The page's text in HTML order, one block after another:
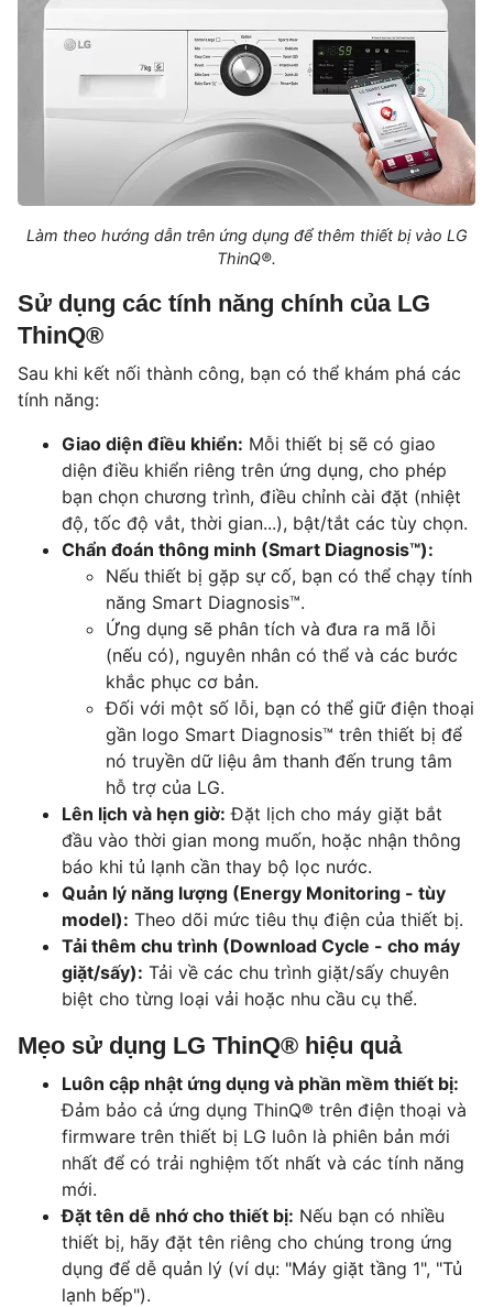
Làm theo hướng dẫn trên ứng dụng để thêm thiết bị vào LG
ThinQ®.
Sử dụng các tính năng chính của LG
ThinQ®
Sau khi kết nối thành công, bạn có thể khám phá các
tính năng:
Giao diện điều khiển: Mỗi thiết bị sẽ có giao
diện điều khiển riêng trên ứng dụng, cho phép
bạn chọn chương trình, điều chỉnh cài đặt (nhiệt
độ, tốc độ vắt, thời gian...), bật/tắt các tùy chọn.
Chẩn đoán thông minh (Smart Diagnosis™):
Nếu thiết bị gặp sự cố, bạn có thể chạy tính
năng Smart Diagnosis™.
Ứng dụng sẽ phân tích và đưa ra mã lỗi
(nếu có), nguyên nhân có thể và các bước
khắc phục cơ bản.
Đối với một số lỗi, bạn có thể giữ điện thoại
gần logo Smart Diagnosis™ trên thiết bị để
nó truyền dữ liệu âm thanh đến trung tâm
hỗ trợ của LG.
Lên lịch và hẹn giờ: Đặt lịch cho máy giặt bắt
đầu vào thời gian mong muốn, hoặc nhận thông
báo khi tủ lạnh cần thay bộ lọc nước.
Quản lý năng lượng (Energy Monitoring - tùy
model): Theo dõi mức tiêu thụ điện của thiết bị.
Tải thêm chu trình (Download Cycle - cho máy
giặt/sấy): Tải về các chu trình giặt/sấy chuyên
biệt cho từng loại vải hoặc nhu cầu cụ thể.
Mẹo sử dụng LG ThinQ® hiệu quả
Luôn cập nhật ứng dụng và phần mềm thiết bị:
Đảm bảo cả ứng dụng ThinQ® trên điện thoại và
firmware trên thiết bị LG luôn là phiên bản mới
nhất để có trải nghiệm tốt nhất và các tính năng
mới.
Đặt tên dễ nhớ cho thiết bị: Nếu bạn có nhiều
thiết bị, hãy đặt tên riêng cho chúng trong ứng
dụng để dễ quản lý (ví dụ: "Máy giặt tầng 1", "Tủ
lạnh bếp").